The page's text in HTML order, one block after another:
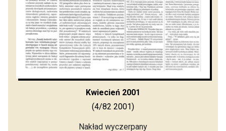
Kwiecień 2001
(4/82 2001)
Nakład wyczerpany